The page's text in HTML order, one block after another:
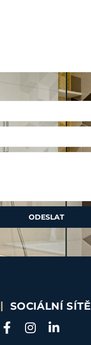
ODESLAT
SOCIÁLNÍ SÍTĚ